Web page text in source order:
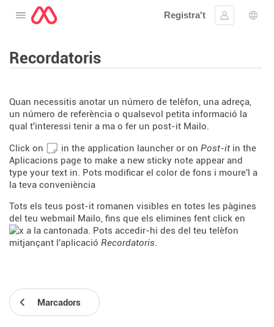
Obre el menú
Registra't
Inicia la
Recordatoris
Quan necessitis anotar un número de telèfon, una adreça,
un número de referència o qualsevol petita informació la
qual t'interessi tenir a ma o fer un post-it Mailo.
Click on
in the application launcher or on Post-it in the
Aplicacions page to make a new sticky note appear and
type your text in. Pots modificar el color de fons i moure'l a
la teva conveniència
Tots els teus post-it romanen visibles en totes les pàgines
del teu webmail Mailo, fins que els elimines fent click en
a la cantonada. Pots accedir-hi des del teu telèfon
mitjançant l'aplicació Recordatoris.
Marcadors